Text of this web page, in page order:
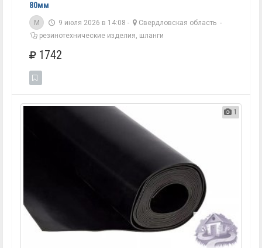
80мм
M 9 июля 2026 в 14:08 - Свердловская область -
резинотехнические изделия, шланги
1742
1